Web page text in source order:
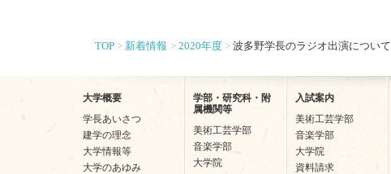
TOP 新着情報 2020年度 波多野学長のラジオ出演について
大学概要
学長あいさつ
建学の理念
大学情報等
大学のあゆみ
学部・研究科・附
属機関等
美術工芸学部
音楽学部
大学院
入試案内
美術工芸学部
音楽学部
大学院
資料請求